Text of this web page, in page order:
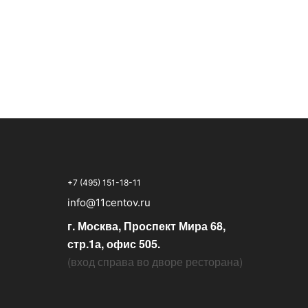
+7 (495) 151-18-11
info@11centov.ru
г. Москва, Проспект Мира 68,
стр.1а, офис 505.
(вход справа во дворе ресторана)